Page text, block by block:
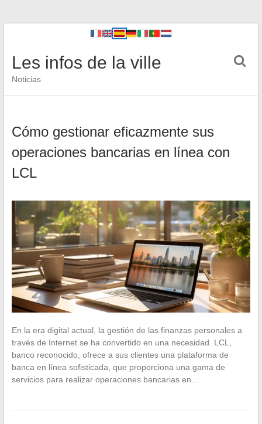
Les infos de la ville
Noticias
Cómo gestionar eficazmente sus
operaciones bancarias en línea con
LCL
En la era digital actual, la gestión de las finanzas personales a
través de Internet se ha convertido en una necesidad. LCL,
banco reconocido, ofrece a sus clientes una plataforma de
banca en línea sofisticada, que proporciona una gama de
servicios para realizar operaciones bancarias en…